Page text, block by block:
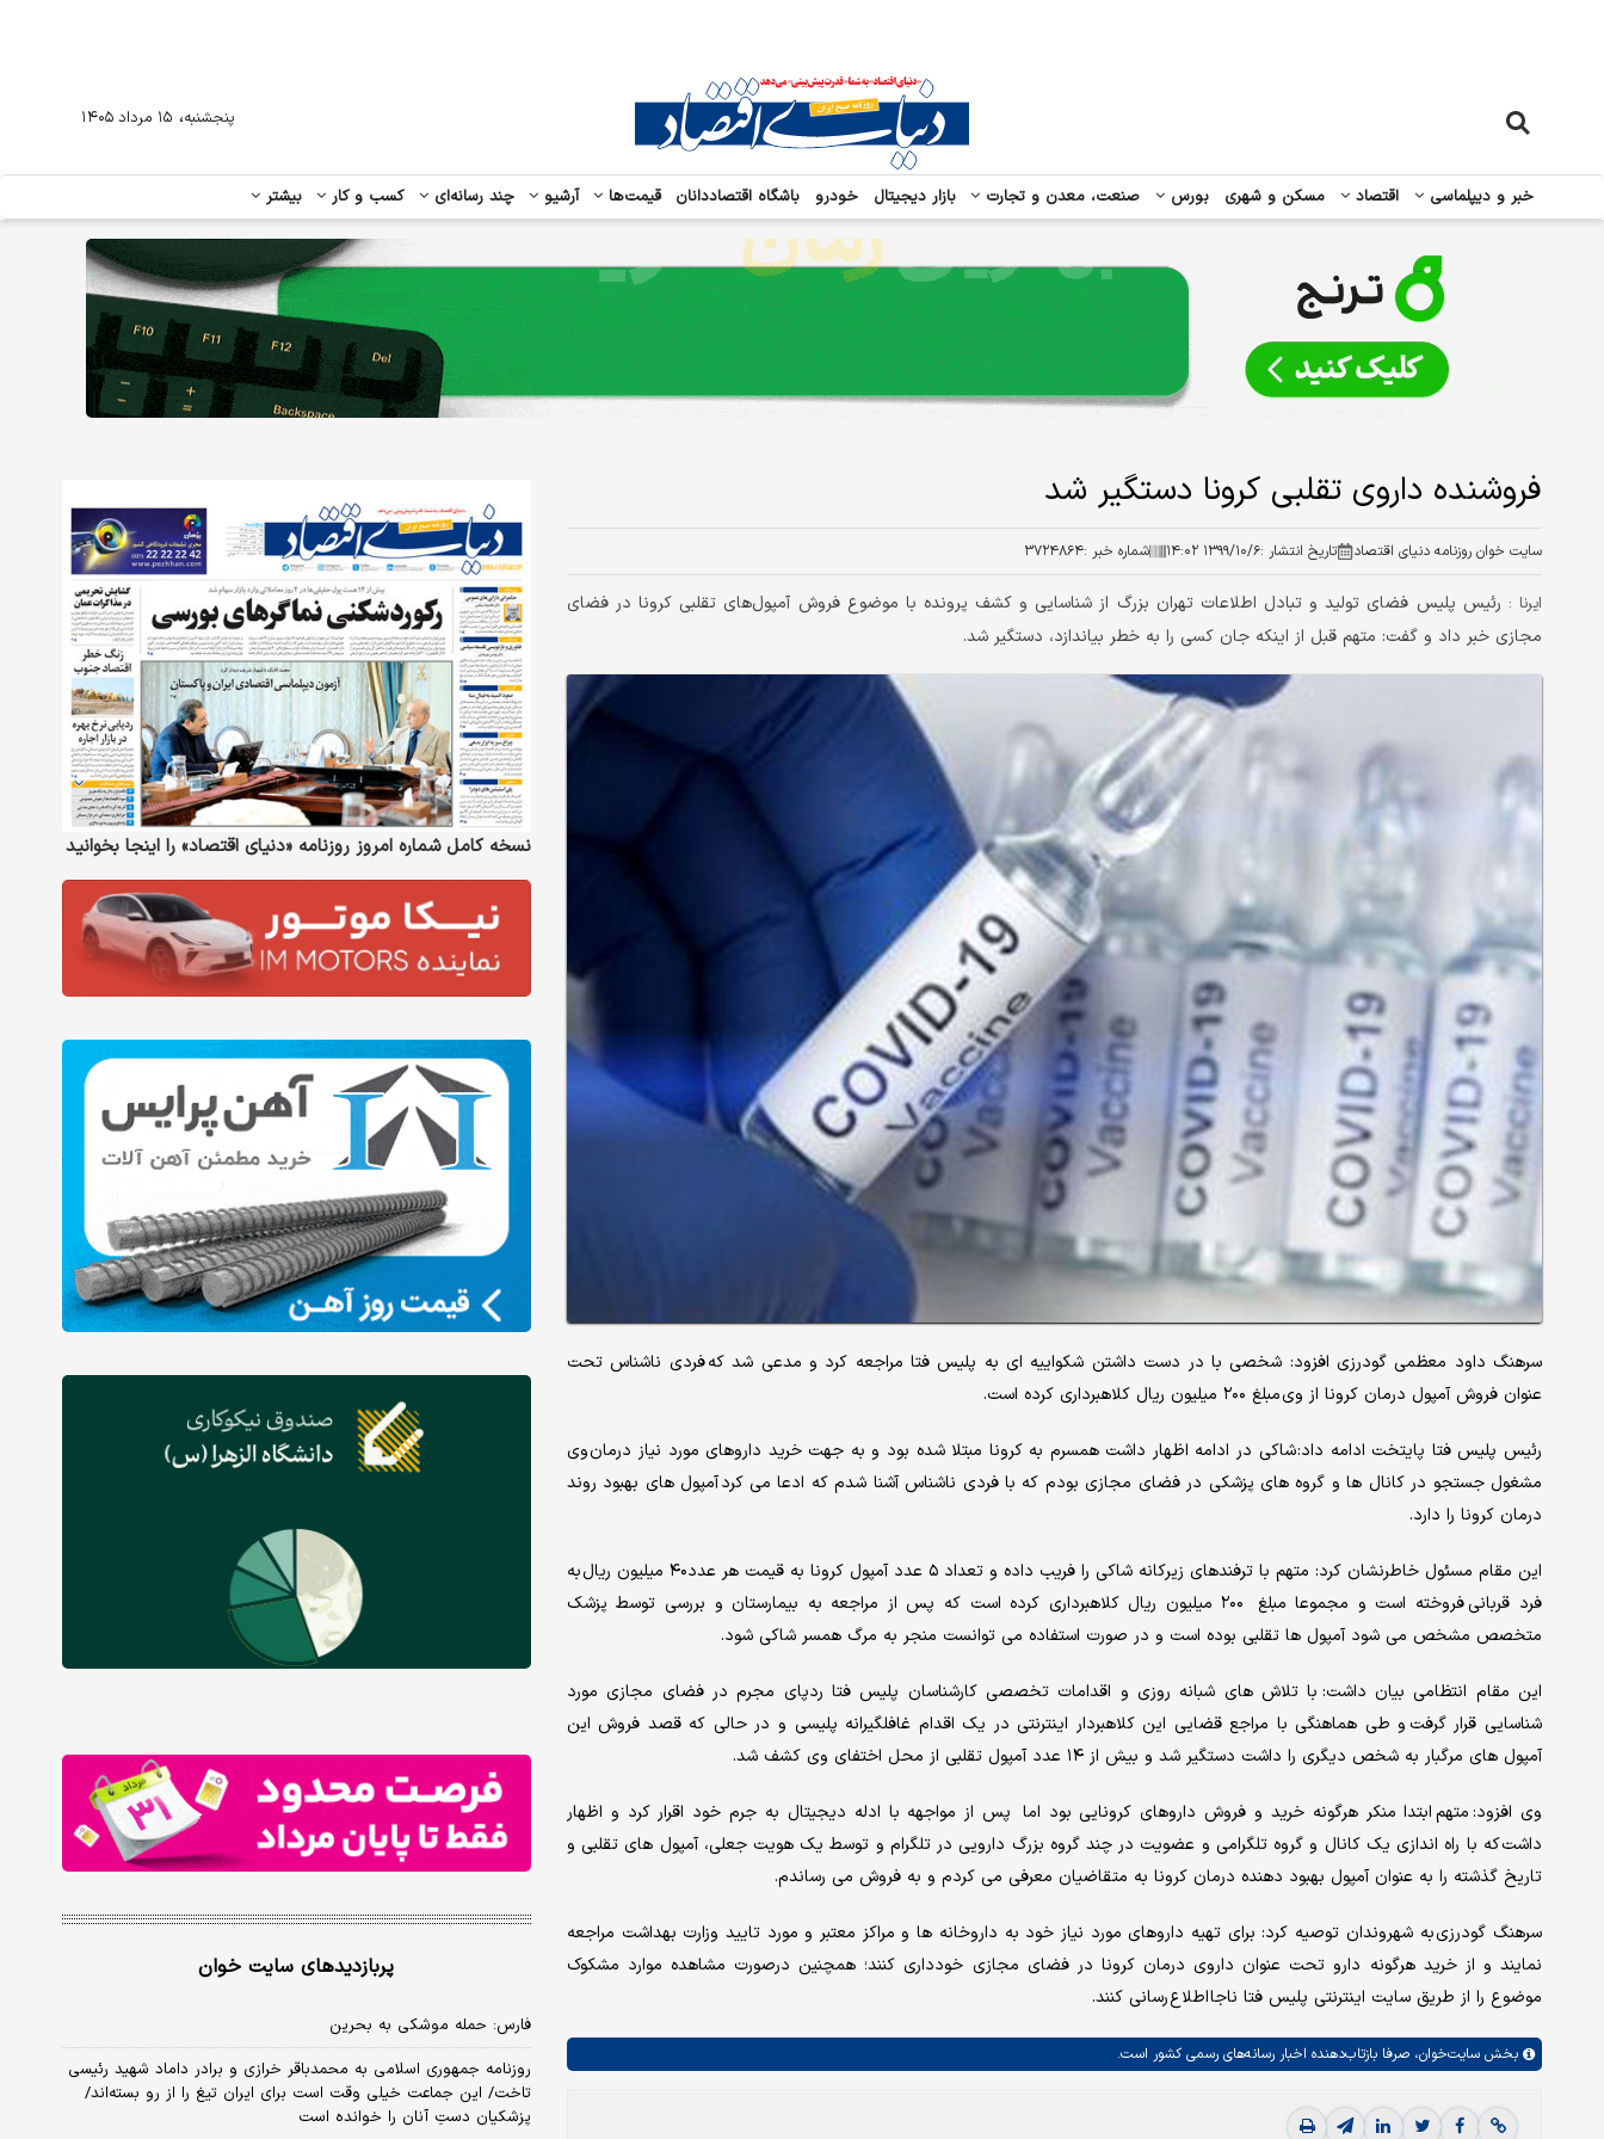
خبر و دیپلماسی اقتصاد مسکن و شهری بورس صنعت، معدن و تجارت بازار دیجیتال خودرو باشگاه اقتصاددانان قیمت‌ها آرشیو چند رسانه‌ای کسب و کار بیشتر
پنجشنبه، ۱۵ مرداد ۱۴۰۵
فروشنده داروی تقلبی کرونا دستگیر شد
سایت خوان روزنامه دنیای اقتصاد تاریخ انتشار :۱۳۹۹/۱۰/۶ ۱۴:۰۲ شماره خبر :۳۷۲۴۸۶۴
ایرنا : رئیس پلیس فضای تولید و تبادل اطلاعات تهران بزرگ از شناسایی و کشف پرونده با موضوع فروش آمپول‌های تقلبی کرونا در فضای
مجازی خبر داد و گفت: متهم قبل از اینکه جان کسی را به خطر بیاندازد، دستگیر شد.
سرهنگ داود معظمی گودرزی افزود: شخصی با در دست داشتن شکواییه ای به پلیس فتا مراجعه کرد و مدعی شد که فردی ناشناس تحت
عنوان فروش آمپول درمان کرونا از وی مبلغ ۲۰۰ میلیون ریال کلاهبرداری کرده است.
رئیس پلیس فتا پایتخت ادامه داد: شاکی در ادامه اظهار داشت همسرم به کرونا مبتلا شده بود و به جهت خرید داروهای مورد نیاز درمان وی
مشغول جستجو در کانال ها و گروه های پزشکی در فضای مجازی بودم که با فردی ناشناس آشنا شدم که ادعا می کرد آمپول های بهبود روند
درمان کرونا را دارد.
این مقام مسئول خاطرنشان کرد: متهم با ترفندهای زیرکانه شاکی را فریب داده و تعداد ۵ عدد آمپول کرونا به قیمت هر عدد۴۰ میلیون ریال به
فرد قربانی فروخته است و مجموعا مبلغ ۲۰۰ میلیون ریال کلاهبرداری کرده است که پس از مراجعه به بیمارستان و بررسی توسط پزشک
متخصص مشخص می شود آمپول ها تقلبی بوده است و در صورت استفاده می توانست منجر به مرگ همسر شاکی شود.
این مقام انتظامی بیان داشت: با تلاش های شبانه روزی و اقدامات تخصصی کارشناسان پلیس فتا ردپای مجرم در فضای مجازی مورد
شناسایی قرار گرفت و طی هماهنگی با مراجع قضایی این کلاهبردار اینترنتی در یک اقدام غافلگیرانه پلیسی و در حالی که قصد فروش این
آمپول های مرگبار به شخص دیگری را داشت دستگیر شد و بیش از ۱۴ عدد آمپول تقلبی از محل اختفای وی کشف شد.
وی افزود: متهم ابتدا منکر هرگونه خرید و فروش داروهای کرونایی بود اما پس از مواجهه با ادله دیجیتال به جرم خود اقرار کرد و اظهار
داشت که با راه اندازی یک کانال و گروه تلگرامی و عضویت در چند گروه بزرگ دارویی در تلگرام و توسط یک هویت جعلی، آمپول های تقلبی و
تاریخ گذشته را به عنوان آمپول بهبود دهنده درمان کرونا به متقاضیان معرفی می کردم و به فروش می رساندم.
سرهنگ گودرزی به شهروندان توصیه کرد: برای تهیه داروهای مورد نیاز خود به داروخانه ها و مراکز معتبر و مورد تایید وزارت بهداشت مراجعه
نمایند و از خرید هرگونه دارو تحت عنوان داروی درمان کرونا در فضای مجازی خودداری کنند؛ همچنین درصورت مشاهده موارد مشکوک
موضوع را از طریق سایت اینترنتی پلیس فتا ناجا اطلاع رسانی کنند.
بخش سایت‌خوان، صرفا بازتاب‌دهنده اخبار رسانه‌های رسمی کشور است.
نسخه کامل شماره امروز روزنامه «دنیای‌ اقتصاد» را اینجا بخوانید
پربازدیدهای سایت خوان
فارس: حمله موشکی به بحرین
روزنامه جمهوری اسلامی به محمدباقر خرازی و برادر داماد شهید رئیسی
تاخت/ این جماعت خیلی وقت است برای ایران تیغ را از رو بسته‌اند/
پزشکیان دستِ آنان را خوانده است